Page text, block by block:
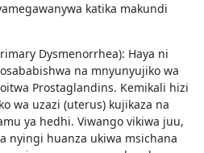
katika makundi
Dysmenorrhea): Haya ni
na mnyunyujiko wa
Prostaglandins. Kemikali hizi
wa uzazi (uterus) kujikaza na
ya hedhi. Viwango vikiwa juu,
nyingi huanza ukiwa msichana